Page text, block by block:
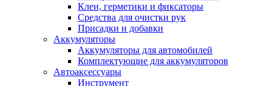
Клеи, герметики и фиксаторы
Средства для очистки рук
Присадки и добавки
Аккумуляторы
Аккумуляторы для автомобилей
Комплектующие для аккумуляторов
Автоаксессуары
Инструмент